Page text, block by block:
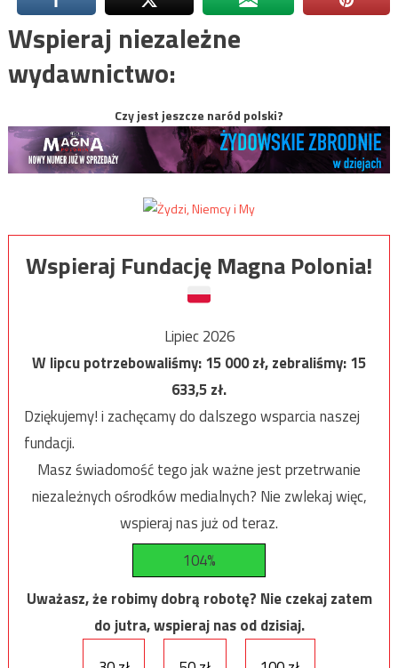
Wspieraj niezależne
wydawnictwo:
Czy jest jeszcze naród polski?
Wspieraj Fundację Magna Polonia!
Lipiec 2026
W lipcu potrzebowaliśmy:15 000zł, zebraliśmy:15
633,5zł.
Dziękujemy! i zachęcamy do dalszego wsparcia naszej
fundacji.
Masz świadomość tego jak ważne jest przetrwanie
niezależnych ośrodków medialnych? Nie zwlekaj więc,
wspieraj nas już od teraz.
104%
Uważasz, że robimy dobrą robotę? Nie czekaj zatem
do jutra, wspieraj nas od dzisiaj.